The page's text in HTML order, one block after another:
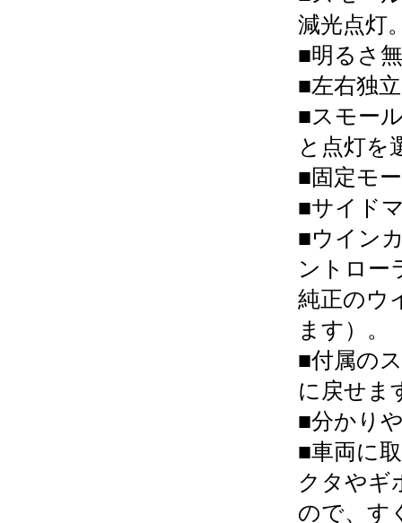
減光点灯
■明るさ
■左右独
■スモー
と点灯を
■固定モ
■サイド
■ウイン
ントロー
純正のウ
ます）。
■付属の
に戻せま
■分かり
■車両に
クタやギ
ので、す